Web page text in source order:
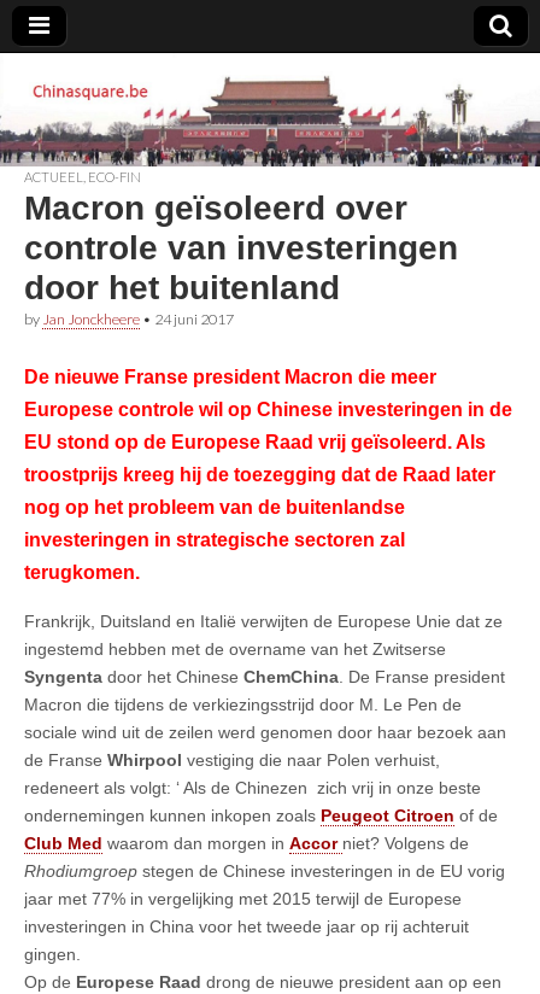
Chinasquare.be
ACTUEEL ECO-FIN
Macron geïsoleerd over
controle van investeringen
door het buitenland
by Jan Jonckheere • 24 juni 2017
De nieuwe Franse president Macron die meer
Europese controle wil op Chinese investeringen in de
EU stond op de Europese Raad vrij geïsoleerd. Als
troostprijs kreeg hij de toezegging dat de Raad later
nog op het probleem van de buitenlandse
investeringen in strategische sectoren zal
terugkomen.
Frankrijk, Duitsland en Italië verwijten de Europese Unie dat ze
ingestemd hebben met de overname van het Zwitserse
Syngenta door het Chinese ChemChina. De Franse president
Macron die tijdens de verkiezingsstrijd door M. Le Pen de
sociale wind uit de zeilen werd genomen door haar bezoek aan
de Franse Whirpool vestiging die naar Polen verhuist,
redeneert als volgt: ‘ Als de Chinezen zich vrij in onze beste
ondernemingen kunnen inkopen zoals Peugeot Citroen of de
Club Med waarom dan morgen in Accor niet? Volgens de
Rhodiumgroep stegen de Chinese investeringen in de EU vorig
jaar met 77% in vergelijking met 2015 terwijl de Europese
investeringen in China voor het tweede jaar op rij achteruit
gingen.
Op de Europese Raad drong de nieuwe president aan op een